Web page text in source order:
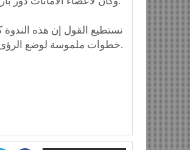
نستطيع القول إن هذه
خطوات ملموسة لوضع الرؤى المتطلعة للمستقبل.